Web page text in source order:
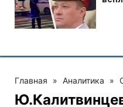
Главная » Аналитика »